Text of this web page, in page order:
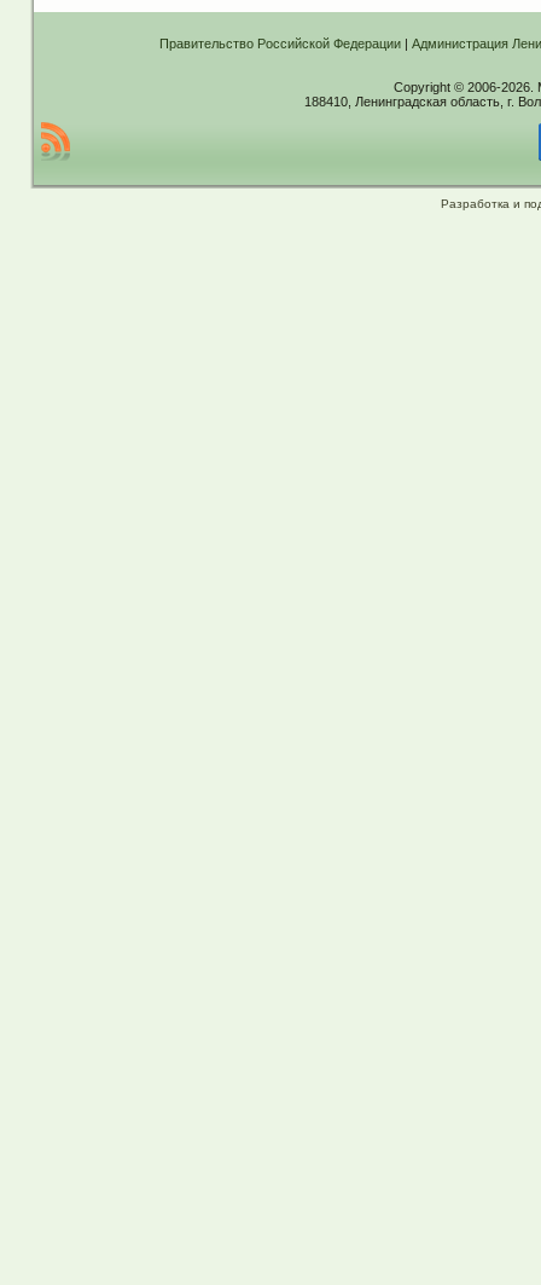
Правительство Российской Федерации| Администрация
Copyright © 2006-2026.
188410, Ленинградская область, г.
Разработка и